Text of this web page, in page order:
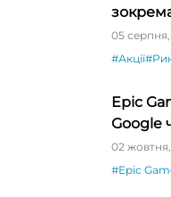
05
#Акції
Epic
Google
02
#Epic